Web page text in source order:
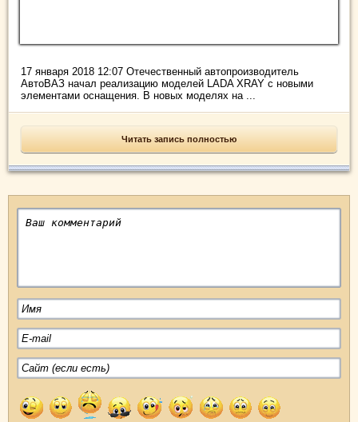
17 января 2018 12:07 Отечественный автопроизводитель
АвтоВАЗ начал реализацию моделей LADA XRAY с новыми
элементами оснащения. В новых моделях на ...
Читать запись полностью